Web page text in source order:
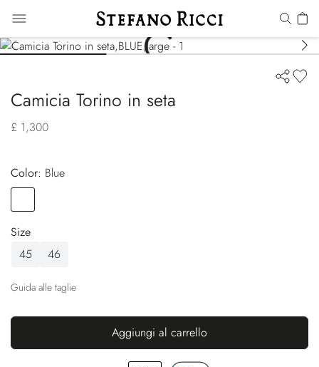
Camicia Torino in seta
£ 1,300
Color:
blue
Size
45
46
Guida alle taglie
Aggiungi al carrello